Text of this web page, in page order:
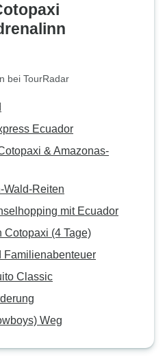
bei TourRadar
Ecuador
& Amazonas-
Wald-Reiten
mit Ecuador
Cotopaxi (4 Tage)
Familienabenteuer
Classic
Weg